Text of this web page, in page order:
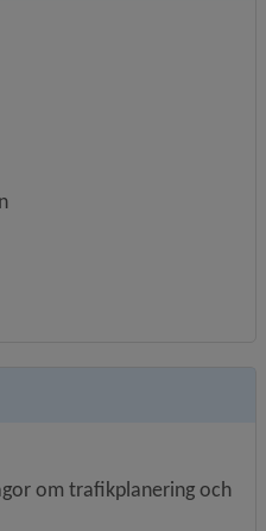
om trafikplanering och